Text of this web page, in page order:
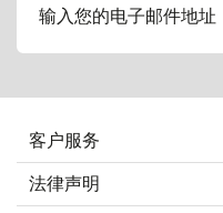
输入您的电子邮件地址
客户服务
法律声明